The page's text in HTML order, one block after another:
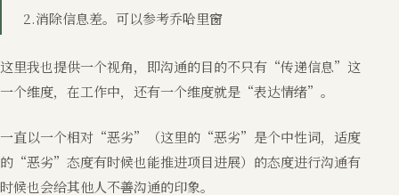
2.消除信息差。可以参考乔哈里窗
这里我也提供一个视角，即沟通的目的不只有“传递信息”这
一个维度，在工作中，还有一个维度就是“表达情绪”。
一直以一个相对“恶劣”（这里的“恶劣”是个中性词，适度
的“恶劣”态度有时候也能推进项目进展）的态度进行沟通有
时候也会给其他人不善沟通的印象。